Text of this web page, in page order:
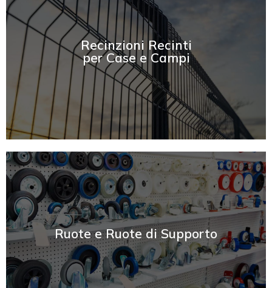
SCOPRI
Recinzioni Recinti
per Case e Campi
SCOPRI
Ruote e Ruote di Supporto